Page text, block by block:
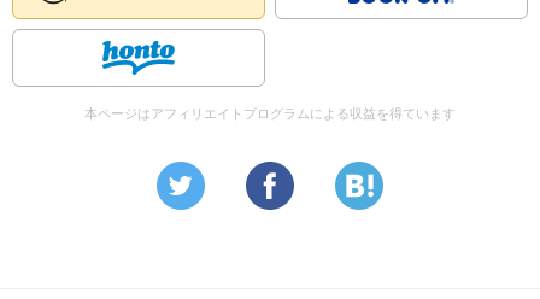
本ページはアフィリエイトプログラムによる収益を得ています